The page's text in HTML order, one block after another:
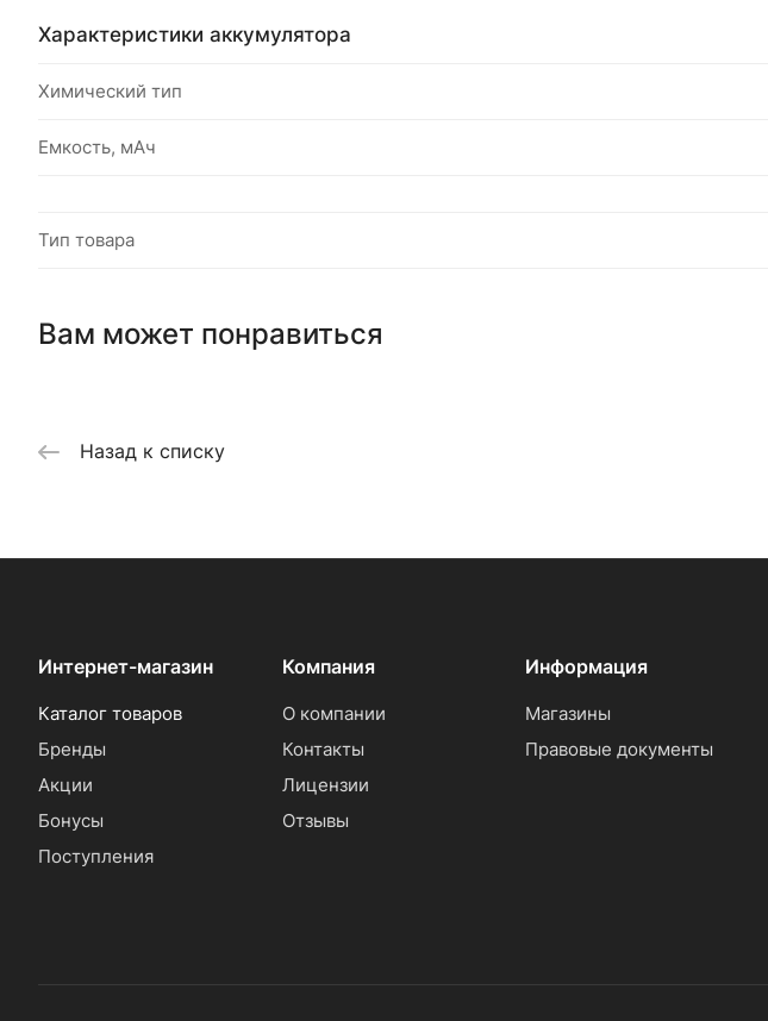
Характеристики аккумулятора
Химический тип
Емкость, мАч
Тип товара
Вам может понравиться
Назад к списку
Интернет-магазин
Каталог товаров
Бренды
Акции
Бонусы
Поступления
Компания
О компании
Контакты
Лицензии
Отзывы
Информация
Магазины
Правовые документы